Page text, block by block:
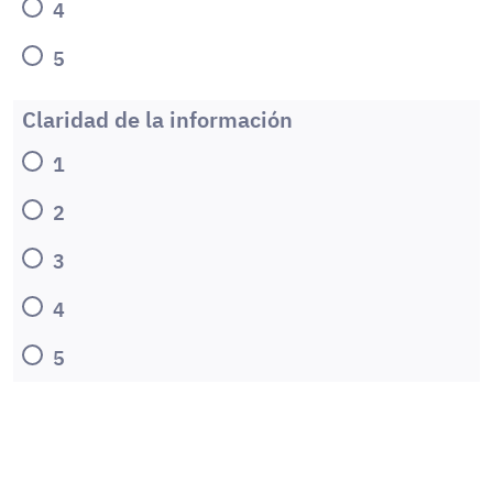
4
5
Claridad de la información
1
2
3
4
5